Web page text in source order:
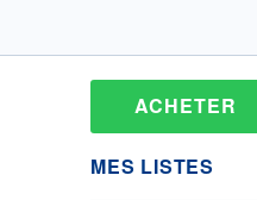
ACHETER
MES LISTES